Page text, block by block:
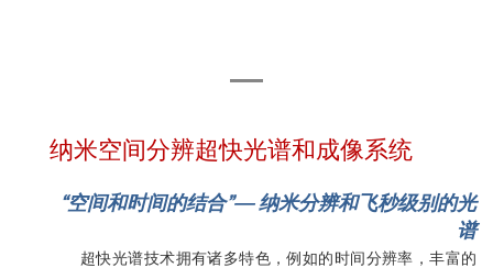
纳米空间分辨超快光谱和成像系统
“空间和时间的结合”— 纳米分辨和飞秒级别的光
谱
超快光谱技术拥有诸多特色，例如的时间分辨率，丰富的